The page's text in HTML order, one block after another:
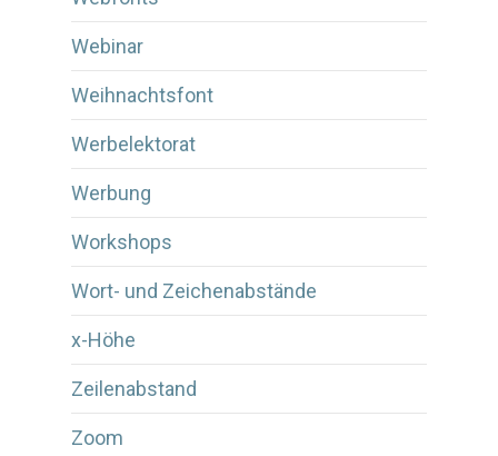
Webinar
Weihnachtsfont
Werbelektorat
Werbung
Workshops
Wort- und Zeichenabstände
x-Höhe
Zeilenabstand
Zoom